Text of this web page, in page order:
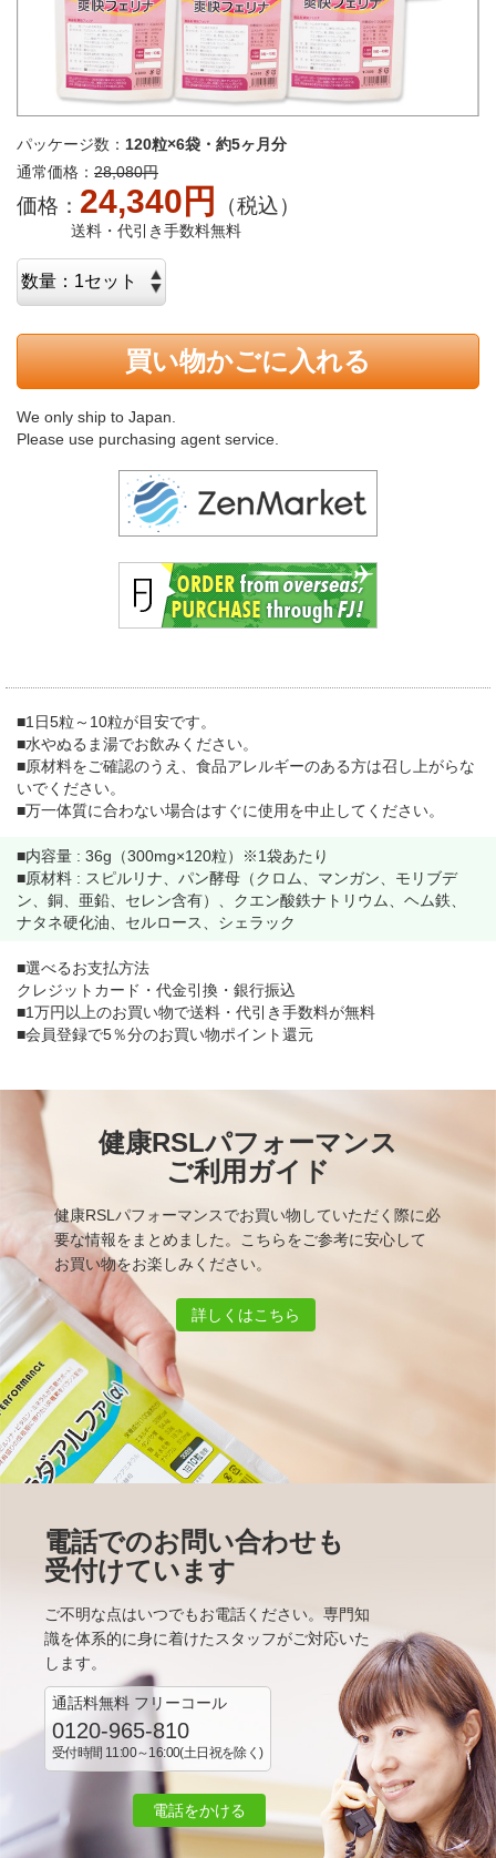
パッケージ数： 120粒×6袋・約5ヶ月分
通常価格： 28,080円
価格： 24,340円 （税込）
送料・代引き手数料無料
買い物かごに入れる
We only ship to Japan.
Please use purchasing agent service.
■1日5粒～10粒が目安です。
■水やぬるま湯でお飲みください。
■原材料をご確認のうえ、食品アレルギーのある方は召し上がらな
いでください。
■万一体質に合わない場合はすぐに使用を中止してください。
■内容量 : 36g（300mg×120粒）※1袋あたり
■原材料 : スピルリナ、パン酵母（クロム、マンガン、モリブデ
ン、銅、亜鉛、セレン含有）、クエン酸鉄ナトリウム、ヘム鉄、
ナタネ硬化油、セルロース、シェラック
■選べるお支払方法
クレジットカード・代金引換・銀行振込
■1万円以上のお買い物で送料・代引き手数料が無料
■会員登録で5％分のお買い物ポイント還元
健康RSLパフォーマンス
ご利用ガイド
健康RSLパフォーマンスでお買い物していただく際に必
要な情報をまとめました。こちらをご参考に安心して
お買い物をお楽しみください。
詳しくはこちら
電話でのお問い合わせも
受付けています
ご不明な点はいつでもお電話ください。専門知
識を体系的に身に着けたスタッフがご対応いた
します。
通話料無料 フリーコール
0120-965-810
受付時間 11:00～16:00(土日祝を除く)
電話をかける